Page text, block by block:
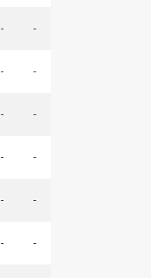
- -
- -
- -
- -
- -
- -